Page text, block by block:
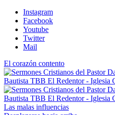
Instagram
Facebook
Youtube
Twitter
Mail
El corazón contento
Las malas influencias